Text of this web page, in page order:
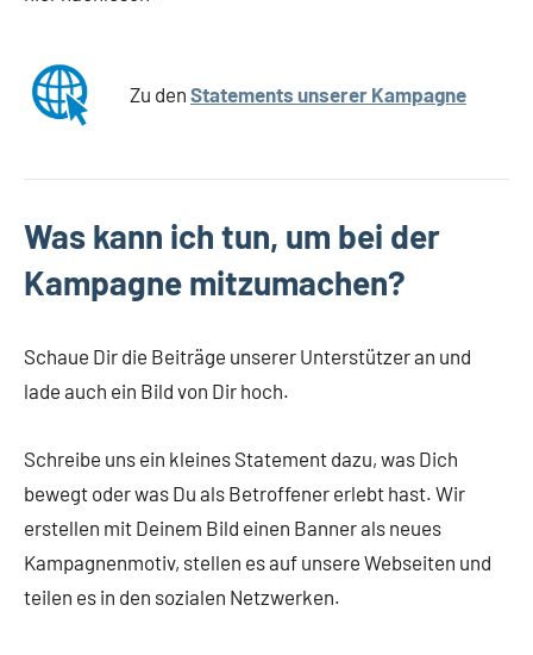
Zu den Statements unserer Kampagne
Was kann ich tun, um bei der
Kampagne mitzumachen?
Schaue Dir die Beiträge unserer Unterstützer an und
lade auch ein Bild von Dir hoch.
Schreibe uns ein kleines Statement dazu, was Dich
bewegt oder was Du als Betroffener erlebt hast. Wir
erstellen mit Deinem Bild einen Banner als neues
Kampagnenmotiv, stellen es auf unsere Webseiten und
teilen es in den sozialen Netzwerken.